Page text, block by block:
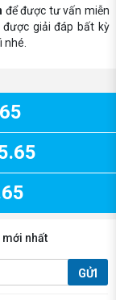
để được tư vấn miễn
được giải đáp bất kỳ
nhé.
mới nhất
GỬI